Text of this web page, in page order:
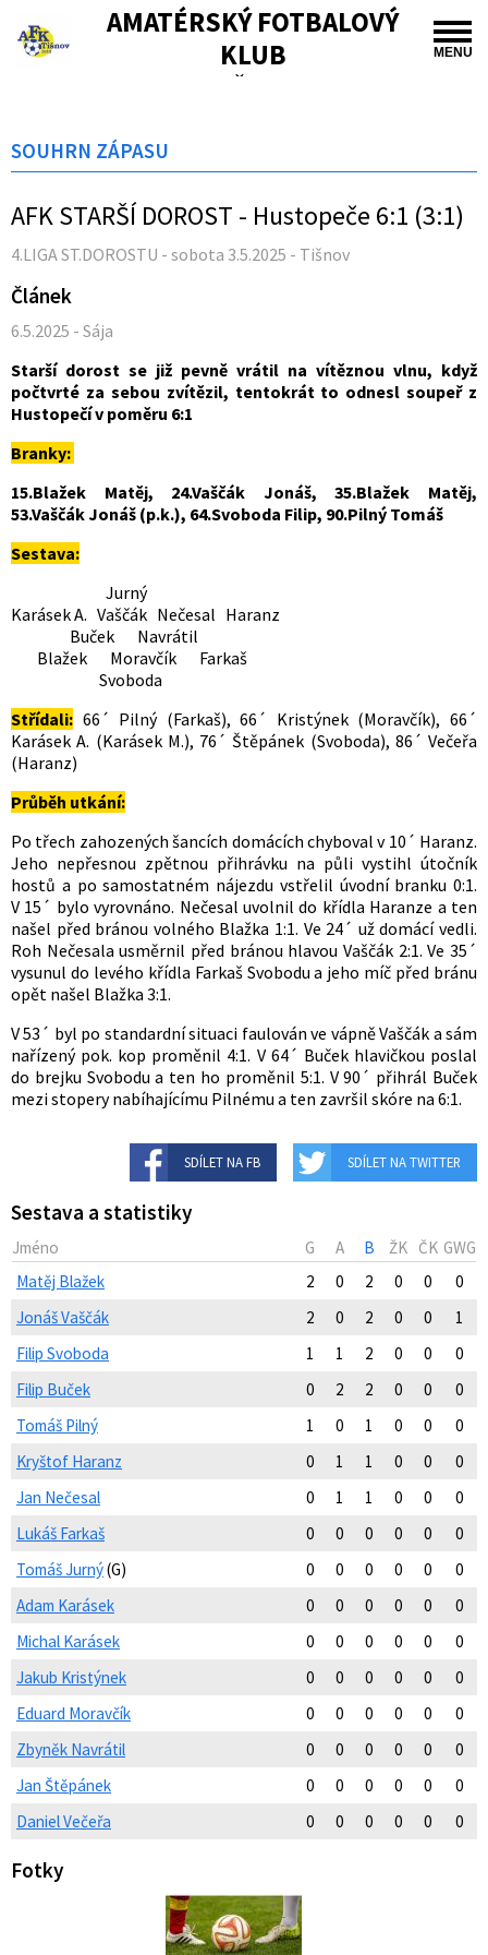
MENU
AMATÉRSKÝ FOTBALOVÝ
KLUB
TIŠNOV
SOUHRN ZÁPASU
AFK STARŠÍ DOROST - Hustopeče 6:1 (3:1)
4.LIGA ST.DOROSTU - sobota 3.5.2025 - Tišnov
Článek
6.5.2025 - Sája
Starší dorost se již pevně vrátil na vítěznou vlnu, když
počtvrté za sebou zvítězil, tentokrát to odnesl soupeř z
Hustopečí v poměru 6:1
Branky:
15.Blažek Matěj, 24.Vaščák Jonáš, 35.Blažek Matěj,
53.Vaščák Jonáš (p.k.), 64.Svoboda Filip, 90.Pilný Tomáš
Sestava:
Jurný
Karásek A. Vaščák Nečesal Haranz
Buček Navrátil
Blažek Moravčík Farkaš
Svoboda
Střídali: 66´ Pilný (Farkaš), 66´ Kristýnek (Moravčík), 66´
Karásek A. (Karásek M.), 76´ Štěpánek (Svoboda), 86´ Večeřa
(Haranz)
Průběh utkání:
Po třech zahozených šancích domácích chyboval v 10´ Haranz.
Jeho nepřesnou zpětnou přihrávku na půli vystihl útočník
hostů a po samostatném nájezdu vstřelil úvodní branku 0:1.
V 15´ bylo vyrovnáno. Nečesal uvolnil do křídla Haranze a ten
našel před bránou volného Blažka 1:1. Ve 24´ už domácí vedli.
Roh Nečesala usměrnil před bránou hlavou Vaščák 2:1. Ve 35´
vysunul do levého křídla Farkaš Svobodu a jeho míč před bránu
opět našel Blažka 3:1.
V 53´ byl po standardní situaci faulován ve vápně Vaščák a sám
nařízený pok. kop proměnil 4:1. V 64´ Buček hlavičkou poslal
do brejku Svobodu a ten ho proměnil 5:1. V 90´ přihrál Buček
mezi stopery nabíhajícímu Pilnému a ten završil skóre na 6:1.
SDÍLET NA FB SDÍLET NA TWITTER
Sestava a statistiky
Jméno G A B ŽK ČK GWG
Matěj Blažek
2 0 2 0 0
0
Jonáš Vaščák
2 0 2 0 0
1
Filip Svoboda
1 1 2 0 0
0
Filip Buček
0 2 2 0 0
0
Tomáš Pilný
1 0 1 0 0
0
Kryštof Haranz
0 1 1 0 0
0
Jan Nečesal
0 1 1 0 0
0
Lukáš Farkaš
0 0 0 0 0
0
Tomáš Jurný(G) 0 0 0 0 0
0
Adam Karásek
0 0 0 0 0
0
Michal Karásek
0 0 0 0 0
0
Jakub Kristýnek
0 0 0 0 0
0
Eduard Moravčík
0 0 0 0 0
0
Zbyněk Navrátil
0 0 0 0 0
0
Jan Štěpánek
0 0 0 0 0
0
Daniel Večeřa
0 0 0 0 0 0
Fotky